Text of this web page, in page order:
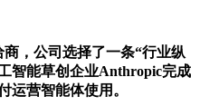
，公司选择了一条“行业纵
智能草创企业Anthropic完成
运营智能体使用。